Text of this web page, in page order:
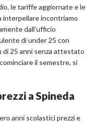
le tariffe aggiornate e le
interpellare incontriamo
dall'ufficio
di under 25 con
di 25 anni senza attestato
il semestre, si
a Spineda
anni scolastici prezzi e